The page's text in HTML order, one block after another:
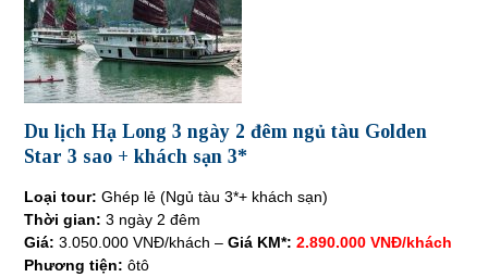
Du lịch Hạ Long 3 ngày 2 đêm ngủ tàu Golden
Star 3 sao + khách sạn 3*
Loại tour:Ghép lẻ (Ngủ tàu 3*+ khách sạn)
Thời gian: 3 ngày 2 đêm
Giá:3.050.000 VNĐ/khách –Giá KM*:2.890.000 VNĐ/khách
Phương tiện:ôtô